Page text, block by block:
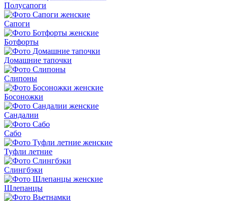
Полусапоги
Сапоги
Ботфорты
Домашние тапочки
Слипоны
Босоножки
Сандалии
Сабо
Туфли летние
Слингбэки
Шлепанцы